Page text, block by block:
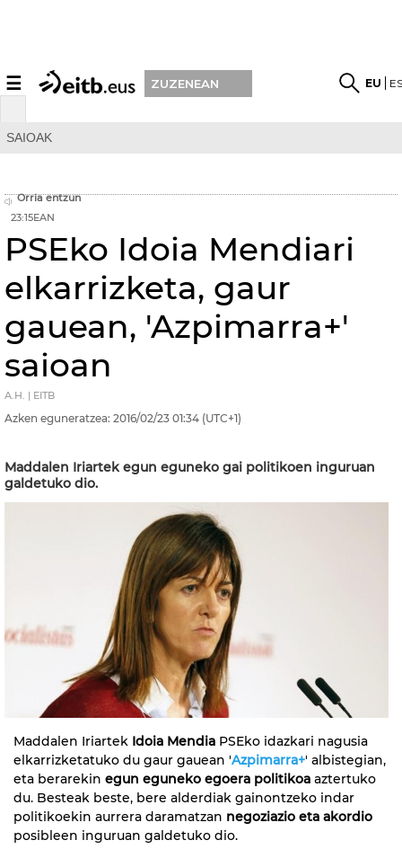
☰ ZUZENEAN EU
SAIOAK
Orria entzun
23:15EAN
PSEko Idoia Mendiari
elkarrizketa, gaur
gauean, 'Azpimarra+'
saioan
A.H. | EITB
Azken eguneratzea: 2016/02/23 01:34 (UTC+1)
Maddalen Iriartek egun eguneko gai politikoen inguruan
galdetuko dio.
Maddalen Iriartek Idoia Mendia PSEko idazkari nagusia
elkarrizketatuko du gaur gauean 'Azpimarra+' albistegian,
eta berarekin egun eguneko egoera politikoa aztertuko
du. Besteak beste, bere alderdiak gainontzeko indar
politikoekin aurrera daramatzan negoziazio eta akordio
posibleen inguruan galdetuko dio.